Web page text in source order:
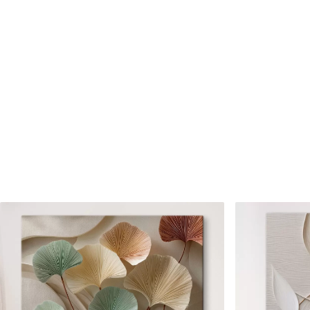
✓
✓Biztonságos, szagtalan tinta
✗ Vászonhatású felület
✗Környezetbarát anyag
✓
✓ Biztonságos,
✓ Vászonhatású felület
✗ Környezetbarát anyag